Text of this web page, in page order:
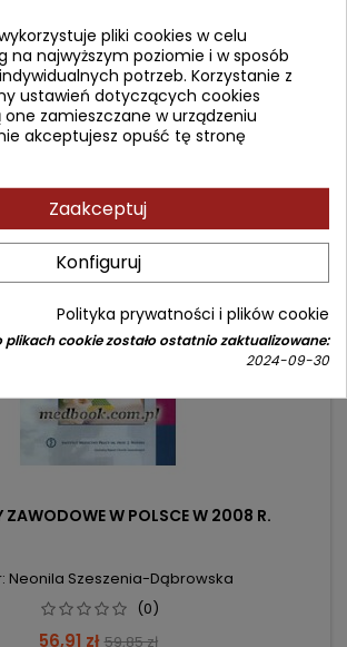
Neonila Szeszenia-Dąbrowska
(0)
Cena
62,89 złCena
podstawowa
66,15 zł
Produkt niedostępny
ZAWODOWE W POLSCE W 2008 R.
Neonila Szeszenia-Dąbrowska
(0)
Cena
56,91 zł Cena
59,85 zł
favorite_border
pliki cookies w celu
na najwyższym poziomie i w sposób
potrzeb. Korzystanie z
ustawień dotyczących cookies
zamieszczane w urządzeniu
akceptujesz opuść tę stronę
Zaakceptuj
Konfiguruj
Polityka prywatności i plików cookie
plikach cookie zostało ostatnio zaktualizowane:
2024-09-30